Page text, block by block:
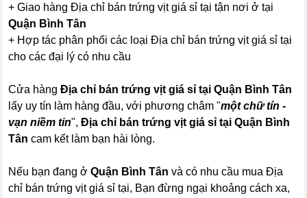
+ Giao hàng Địa chỉ bán trứng vịt giá sỉ tại tận nơi ở tại
Quận Bình Tân
+ Hợp tác phân phối các loại Địa chỉ bán trứng vịt giá sỉ tại
cho các đại lý có nhu cầu
Cửa hàngĐịa chỉ bán trứng vịt giá sỉ tại Quận Bình Tân
lấy uy tín làm hàng đầu, với phương châm "một chữ tín -
vạn niềm tin",Địa chỉ bán trứng vịt giá sỉ tại Quận Bình
Tân cam kết làm bạn hài lòng.
Nếu bạn đang ởQuận Bình Tân và có nhu cầu mua Địa
chỉ bán trứng vịt giá sỉ tại, Bạn đừng ngại khoảng cách xa,